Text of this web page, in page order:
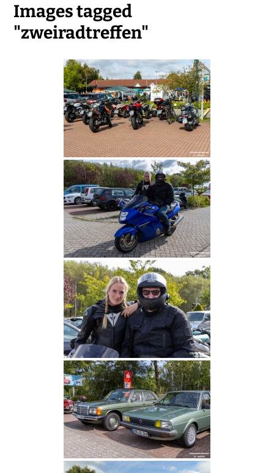
Images tagged
"zweiradtreffen"